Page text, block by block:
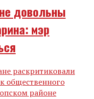
довольны
мэр
раскритиковали
общественного
районе